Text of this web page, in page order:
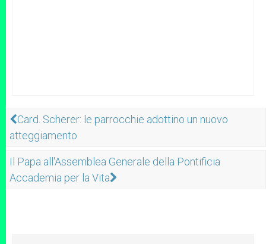
Card. Scherer: le parrocchie adottino un nuovo
atteggiamento
Il Papa all'Assemblea Generale della Pontificia
Accademia per la Vita